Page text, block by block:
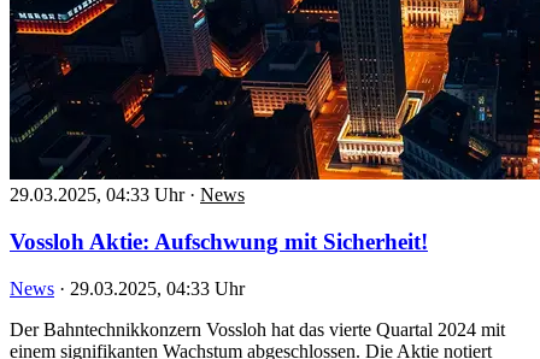
29.03.2025, 04:33 Uhr · News
Vossloh Aktie: Aufschwung mit Sicherheit!
News · 29.03.2025, 04:33 Uhr
Der Bahntechnikkonzern Vossloh hat das vierte Quartal 2024 mit
einem signifikanten Wachstum abgeschlossen. Die Aktie notiert